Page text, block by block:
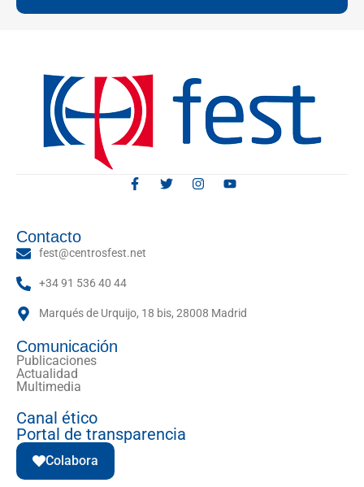
Contacto
fest@centrosfest.net
+34 91 536 40 44
Marqués de Urquijo, 18 bis, 28008 Madrid
Comunicación
Publicaciones
Actualidad
Multimedia
Canal ético
Portal de transparencia
Colabora